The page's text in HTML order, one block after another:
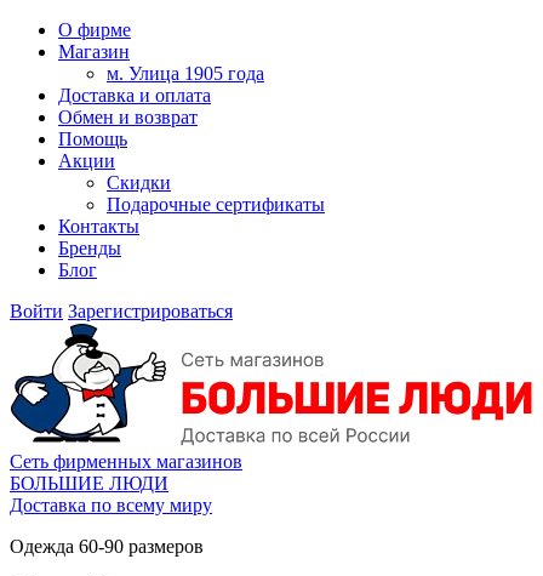
О фирме
Магазин
м. Улица 1905 года
Доставка и оплата
Обмен и возврат
Помощь
Акции
Скидки
Подарочные сертификаты
Контакты
Бренды
Блог
Войти Зарегистрироваться
Сеть фирменных магазинов
БОЛЬШИЕ ЛЮДИ
Доставка по всему миру
Одежда 60-90 размеров